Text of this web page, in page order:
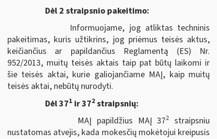
Dėl 2 straipsnio pakeitimo:
Informuojame, jog atliktas techninis
pakeitimas, kuris užtikrins, jog priėmus teisės aktus,
keičiančius ar papildančius Reglamentą (ES) Nr.
952/2013, muitų teisės aktais taip pat būtų laikomi ir
šie teisės aktai, kurie galiojančiame MAĮ, kaip muitų
teisės aktai, nebūtų nurodyti.
Dėl 371ir 372straipsnių:
MAĮ papildžius MAĮ 372 straipsniu
nustatomas atvejis, kada mokesčių mokėtojui kreipusis